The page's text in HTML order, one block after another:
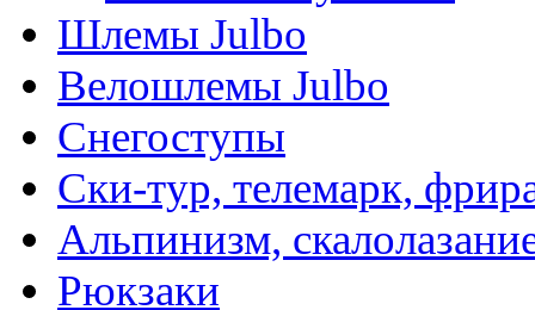
Шлемы Julbo
Велошлемы Julbo
Снегоступы
Ски-тур, телемарк,
Альпинизм,
Рюкзаки